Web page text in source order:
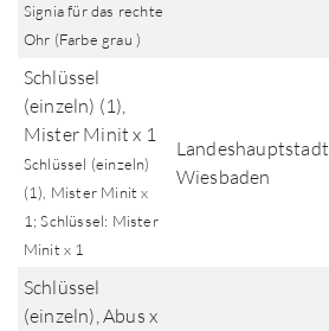
Signia für das rechte
Ohr (Farbe grau )
Schlüssel
(einzeln) (1),
Mister Minit x 1
Schlüssel (einzeln)
(1), Mister Minit x
1; Schlüssel: Mister
Minit x 1
Landeshauptstadt
Wiesbaden
Schlüssel
(einzeln), Abus x